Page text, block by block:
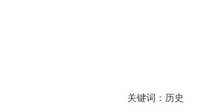
关键词：历史